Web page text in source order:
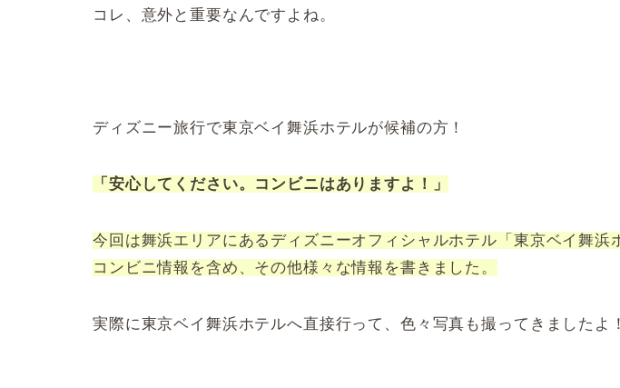
コレ、意外と重要なんですよね。
ディズニー旅行で東京ベイ舞浜ホテルが候補の方！
「安心してください。コンビニはありますよ！」
今回は舞浜エリアにあるディズニーオフィシャルホテル「東京ベイ舞浜
コンビニ情報を含め、その他様々な情報を書きました。
実際に東京ベイ舞浜ホテルへ直接行って、色々写真も撮ってきましたよ！